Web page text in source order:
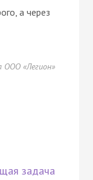
а через
ООО «Легион»
задача